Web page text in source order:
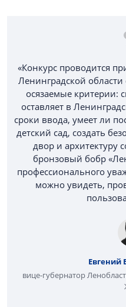
«Конкурс проводится
Ленинградской
осязаемые критерии:
оставляет в
сроки ввода, умеет ли
детский сад, создать
двор и архитектуру
бронзовый бобр
профессионального
можно увидеть,
Евгений
вице-губернатор